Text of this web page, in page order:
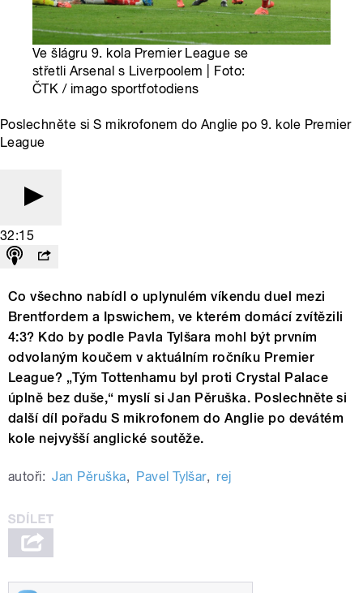
Ve šlágru 9. kola Premier League se
střetli Arsenal s Liverpoolem | Foto:
ČTK / imago sportfotodiens
Poslechněte si S mikrofonem do Anglie po 9. kole Premier
League
32:15
Co všechno nabídl o uplynulém víkendu duel mezi
Brentfordem a Ipswichem, ve kterém domácí zvítězili
4:3? Kdo by podle Pavla Tylšara mohl být prvním
odvolaným koučem v aktuálním ročníku Premier
League? „Tým Tottenhamu byl proti Crystal Palace
úplně bez duše,“ myslí si Jan Pěruška. Poslechněte si
další díl pořadu S mikrofonem do Anglie po devátém
kole nejvyšší anglické soutěže.
autoři: Jan Pěruška, Pavel Tylšar, rej